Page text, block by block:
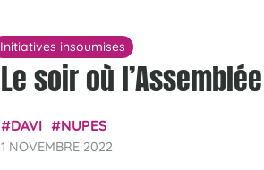
Initiatives insoumises
Le soir où
DAVI NUPES
1 NOVEMBRE 2022